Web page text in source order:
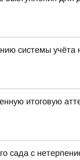
системы
итоговую
сада с